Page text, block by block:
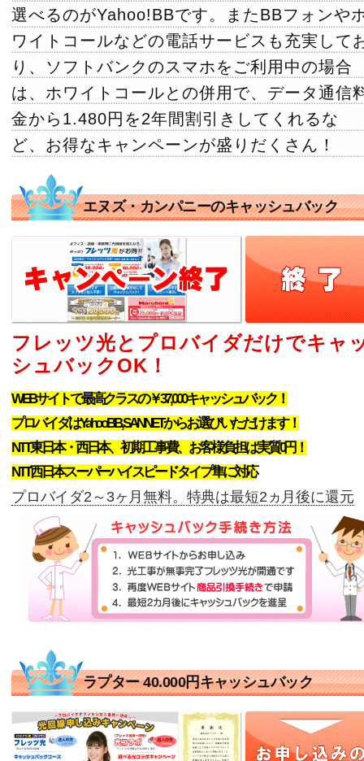
選べるのがYahoo!BBです。またBBフォンや
ワイトコールなどの電話サービスも充実して
り、ソフトバンクのスマホをご利用中の場合
は、ホワイトコールとの併用で、データ通信
金から1.480円を2年間割引きしてくれるな
ど、お得なキャンペーンが盛りだくさん！
エヌズ・カンパニーのキャッシュバック
フレッツ光とプロバイダだけでキャ
シュバックOK！
WEBサイトで最高クラスの￥37,000キャッシュバック！
プロバイダはYahooBB,SANNETからお選びいただけます！
NTT東日本・西日本、初期工事費、お客様負担は実質0円！
NTT西日本スーパーハイスピードタイプ隼に対応
プロバイダ2～3ヶ月無料。特典は最短2ヵ月後に還元
ラプター 40.000円キャッシュバック